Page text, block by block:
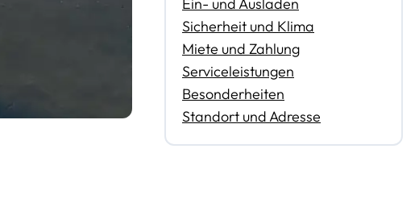
Sicherheit und Klima
Miete und Zahlung
Serviceleistungen
Besonderheiten
Standort und Adresse